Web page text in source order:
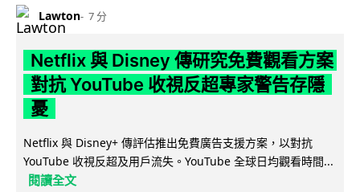
Lawton 7 分
Netflix 與 Disney 傳研究免費觀看方案
對抗 YouTube 收視反超專家警告存隱
憂
Netflix 與 Disney+ 傳評估推出免費廣告支援方案，以對抗
YouTube 收視反超及用戶流失。YouTube 全球日均觀看時間...
閱讀全文